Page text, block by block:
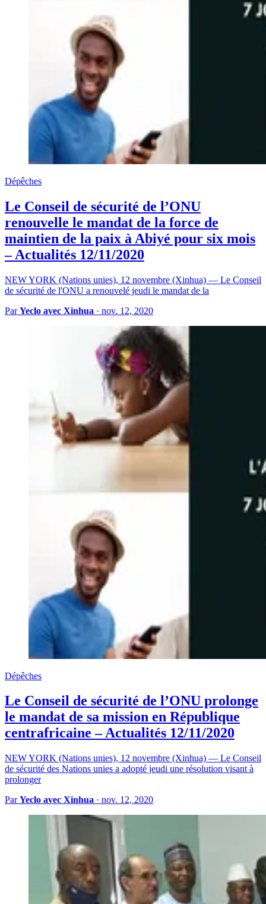
Dépêches
Le Conseil de sécurité de l’ONU
renouvelle le mandat de la force de
maintien de la paix à Abiyé pour six mois
– Actualités 12/11/2020
NEW YORK (Nations unies), 12 novembre (Xinhua) — Le Conseil
de sécurité de l'ONU a renouvelé jeudi le mandat de la
ParYeclo avec Xinhua · nov. 12, 2020
Dépêches
Le Conseil de sécurité de l’ONU prolonge
le mandat de sa mission en République
centrafricaine – Actualités 12/11/2020
NEW YORK (Nations unies), 12 novembre (Xinhua) — Le Conseil
de sécurité des Nations unies a adopté jeudi une résolution visant à
prolonger
ParYeclo avec Xinhua · nov. 12, 2020